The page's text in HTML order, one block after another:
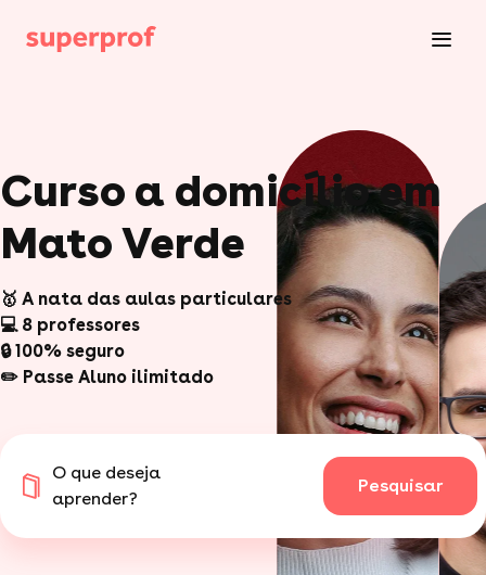
Curso a domicílio em
Mato Verde
🥇 A nata das aulas particulares
💻 8 professores
🔒 100% seguro
✏️ Passe Aluno ilimitado
O que deseja
aprender?
Pesquisar